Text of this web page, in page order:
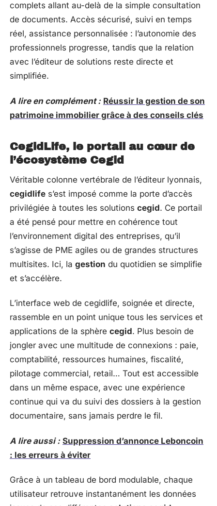
complets allant au-delà de la simple consultation
de documents. Accès sécurisé, suivi en temps
réel, assistance personnalisée : l’autonomie des
professionnels progresse, tandis que la relation
avec l’éditeur de solutions reste directe et
simplifiée.
A lire en complément : Réussir la gestion de son
patrimoine immobilier grâce à des conseils clés
CegidLife, le portail au cœur de
l’écosystème Cegid
Véritable colonne vertébrale de l’éditeur lyonnais,
cegidlife s’est imposé comme la porte d’accès
privilégiée à toutes les solutions cegid. Ce portail
a été pensé pour mettre en cohérence tout
l’environnement digital des entreprises, qu’il
s’agisse de PME agiles ou de grandes structures
multisites. Ici, la gestion du quotidien se simplifie
et s’accélère.
L’interface web de cegidlife, soignée et directe,
rassemble en un point unique tous les services et
applications de la sphère cegid. Plus besoin de
jongler avec une multitude de connexions : paie,
comptabilité, ressources humaines, fiscalité,
pilotage commercial, retail… Tout est accessible
dans un même espace, avec une expérience
continue qui va du suivi des dossiers à la gestion
documentaire, sans jamais perdre le fil.
A lire aussi : Suppression d’annonce Leboncoin
: les erreurs à éviter
Grâce à un tableau de bord modulable, chaque
utilisateur retrouve instantanément les données